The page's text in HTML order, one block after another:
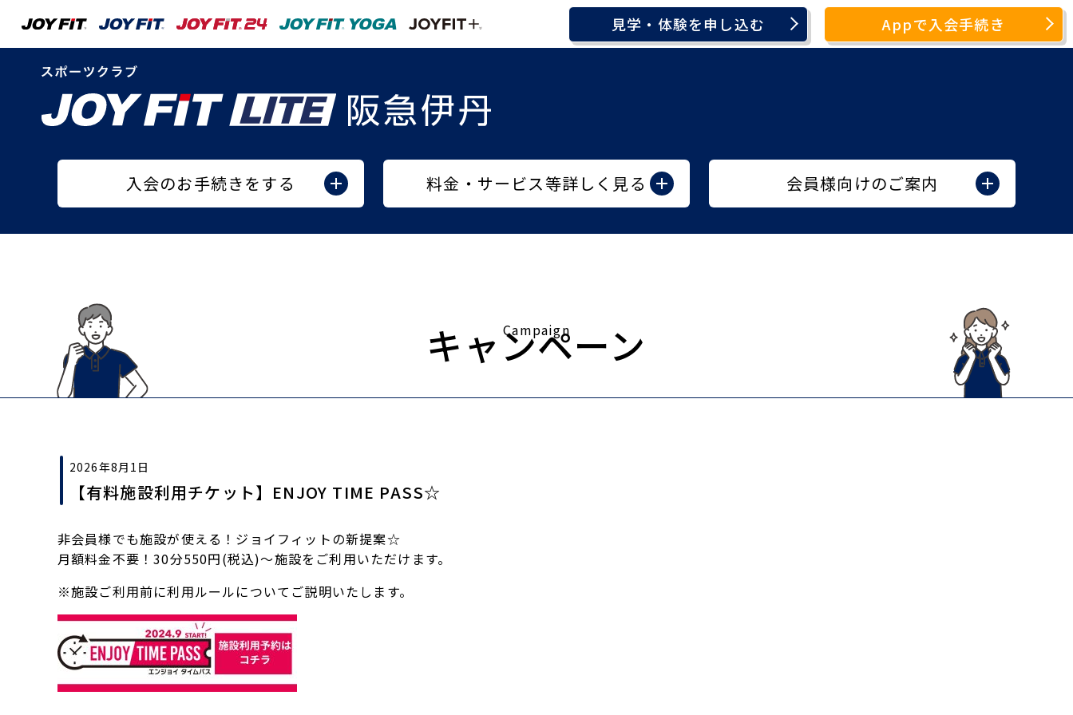
見学・体験を申し込む Appで入会手続き
入会のお手続きをする 料金・サービス等詳しく見る 会員様向けのご案内
Campaign
キャンペーン
2026年8月1日
【有料施設利用チケット】ENJOY TIME PASS☆
非会員様でも施設が使える！ジョイフィットの新提案☆
月額料金不要！30分550円(税込)～施設をご利用いただけます。
※施設ご利用前に利用ルールについてご説明いたします。